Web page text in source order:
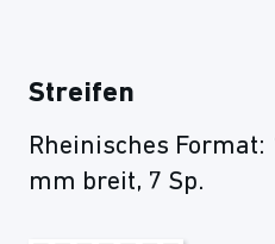
Streifen
Rheinisches
mm breit, 7 Sp.